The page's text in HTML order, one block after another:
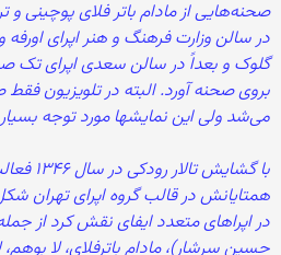
صحنه‌هایی از مادام باتر فلای پوچینی و
در سالن وزارت فرهنگ و هنر اپرای
گلوک و بعداً در سالن سعدی اپرای تک
بروی صحنه آورد. البته در تلویزیون
می‌شد ولی این نمایشها مورد توجه
با گشایش
همتایانش در قالب گروه اپرای تهران
در اپراهای متعدد ایفای نقش کرد از
حسین سرشار)، مادام باترفلای، لا بوهم،